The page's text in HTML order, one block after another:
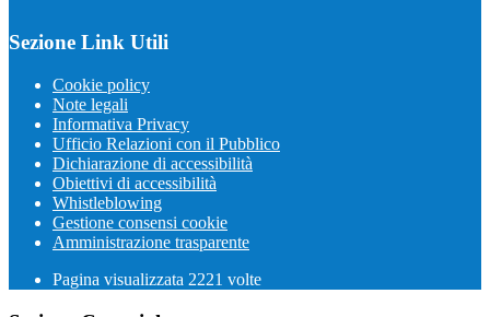
Sezione Link Utili
Cookie policy
Note legali
Informativa Privacy
Ufficio Relazioni con il Pubblico
Dichiarazione di accessibilità
Obiettivi di accessibilità
Whistleblowing
Gestione consensi cookie
Amministrazione trasparente
Pagina visualizzata 2221 volte